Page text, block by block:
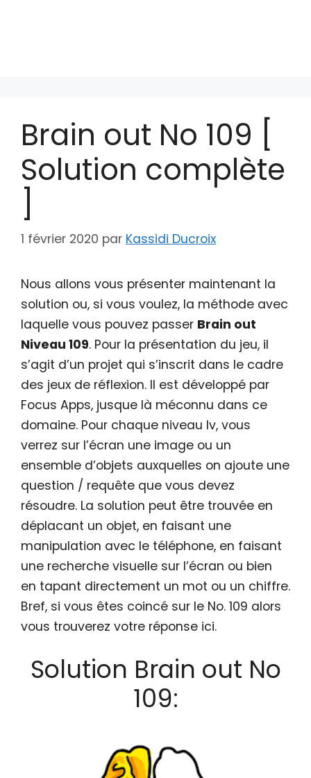
Brain out No 109 [
Solution complète
1 février 2020 par Kassidi Ducroix
Nous allons vous présenter maintenant la
solution ou, si vous voulez, la méthode avec
laquelle vous pouvez passer Brain out
Niveau 109. Pour la présentation du jeu, il
s’agit d’un projet qui s’inscrit dans le cadre
des jeux de réflexion. Il est développé par
Focus Apps, jusque là méconnu dans ce
domaine. Pour chaque niveau lv, vous
verrez sur l’écran une image ou un
ensemble d’objets auxquelles on ajoute une
question / requête que vous devez
résoudre. La solution peut être trouvée en
déplacant un objet, en faisant une
manipulation avec le téléphone, en faisant
une recherche visuelle sur l’écran ou bien
en tapant directement un mot ou un chiffre.
Bref, si vous êtes coincé sur le No. 109 alors
vous trouverez votre réponse ici.
Solution Brain out No
109: